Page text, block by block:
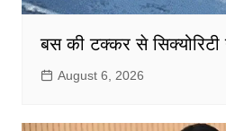
बस की टक्कर से सिक्योरिटी
August 6, 2026